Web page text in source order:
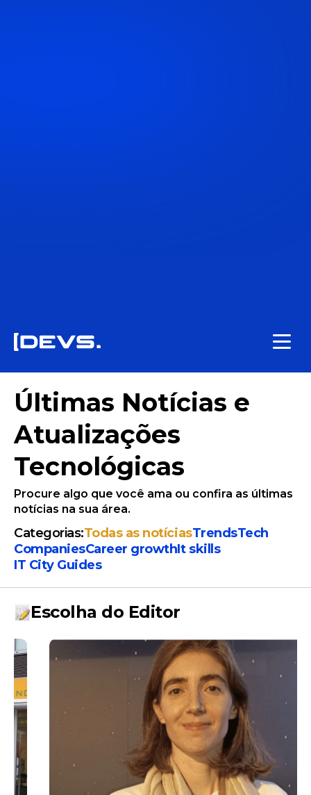
Últimas Notícias e
Atualizações
Tecnológicas
Procure algo que você ama ou confira as últimas
notícias na sua área.
Categorias:Todas as notíciasTrendsTech
CompaniesСareer growthIt skills
IT City Guides
Escolha do Editor